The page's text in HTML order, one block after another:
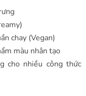
chay (Vegan)
màu nhân tạo
cho nhiều công thức